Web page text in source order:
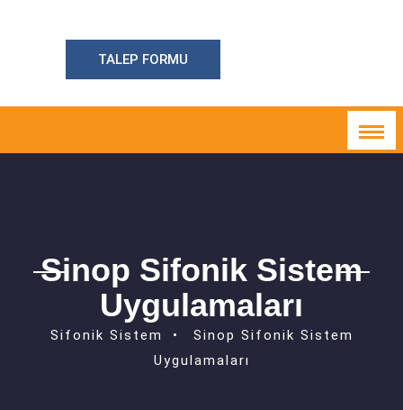
TALEP FORMU
Sinop Sifonik Sistem
Uygulamaları
Sifonik Sistem
Sinop Sifonik Sistem
Uygulamaları